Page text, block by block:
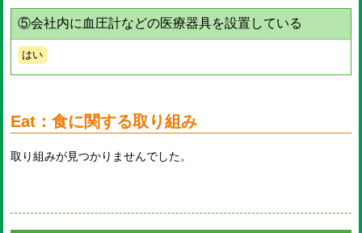
⑤会社内に血圧計などの医療器具を設置している
はい
Eat：食に関する取り組み
取り組みが見つかりませんでした。